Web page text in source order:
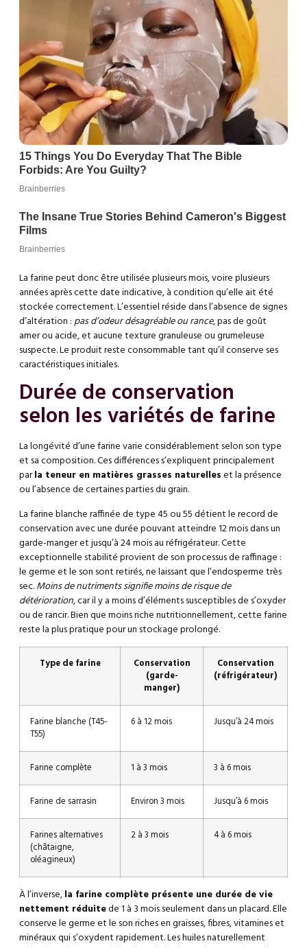
La farine peut donc être utilisée plusieurs mois, voire plusieurs
années après cette date indicative, à condition qu’elle ait été
stockée correctement. L’essentiel réside dans l’absence de signes
d’altération :pas d’odeur désagréable ou rance, pas de goût
amer ou acide, et aucune texture granuleuse ou grumeleuse
suspecte. Le produit reste consommable tant qu’il conserve ses
caractéristiques initiales.
Durée de conservation
selon les variétés de farine
La longévité d’une farine varie considérablement selon son type
et sa composition. Ces différences s’expliquent principalement
parla teneur en matières grasses naturelleset la présence
ou l’absence de certaines parties du grain.
La farine blanche raffinée de type 45 ou 55 détient le record de
conservation avec une durée pouvant atteindre 12 mois dans un
garde-manger et jusqu’à 24 mois au réfrigérateur. Cette
exceptionnelle stabilité provient de son processus de raffinage :
le germe et le son sont retirés, ne laissant que l’endosperme très
sec.Moins de nutriments signifie moins de risque de
détérioration, car il y a moins d’éléments susceptibles de s’oxyder
ou de rancir. Bien que moins riche nutritionnellement, cette farine
reste la plus pratique pour un stockage prolongé.
Type de farine
Conservation
(garde-
manger)
Conservation
(réfrigérateur)
Farine blanche (T45-
T55)
6 à 12 mois Jusqu’à 24 mois
Farine complète 1 à 3 mois 3 à 6 mois
Farine de sarrasin Environ 3 mois Jusqu’à 6 mois
Farines alternatives
(châtaigne,
oléagineux)
2 à 3 mois 4 à 6 mois
À l’inverse,la farine complète présente une durée de vie
nettement réduitede 1 à 3 mois seulement dans un placard. Elle
conserve le germe et le son riches en graisses, fibres, vitamines et
minéraux qui s’oxydent rapidement. Les huiles naturellement